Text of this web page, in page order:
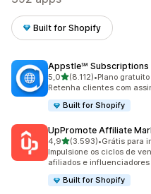
Built for Shopify
Appstle℠ Subscriptions
5,0de 5 estrelas
(8.112)
8112 avaliações ao todo
•Plano
Retenha clientes com
Built for Shopify
UpPromote Affiliate
4,9de 5 estrelas
(3.593)
3593 avaliações ao todo
•Grátis para
Impulsione os ciclos de
afiliados e influenciadores
Built for Shopify